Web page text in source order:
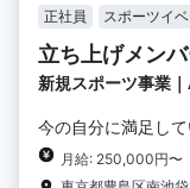
正社員 スポーツイ
立ち上げメン
新規スポーツ事業
今の自分に満足し
月給: 250,000円〜